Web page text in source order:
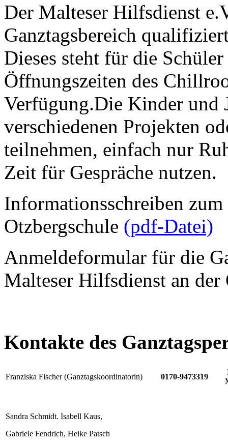
Der Malteser Hilfsdienst
Ganztagsbereich
Dieses steht für die
Öffnungszeiten des
Verfügung.Die Kinder und
verschiedenen Projekten
teilnehmen, einfach nur
Zeit für Gespräche nutzen.
Informationsschreiben zum
Otzbergschule (pdf-Datei)
Anmeldeformular für die
Malteser Hilfsdienst an der
Kontakte des
Franziska Fischer (Ganztagskoordinatorin) 0170-9473319
Sandra Schmidt. Isabell Kaus,
Gabriele Fendrich, Heike Patsch